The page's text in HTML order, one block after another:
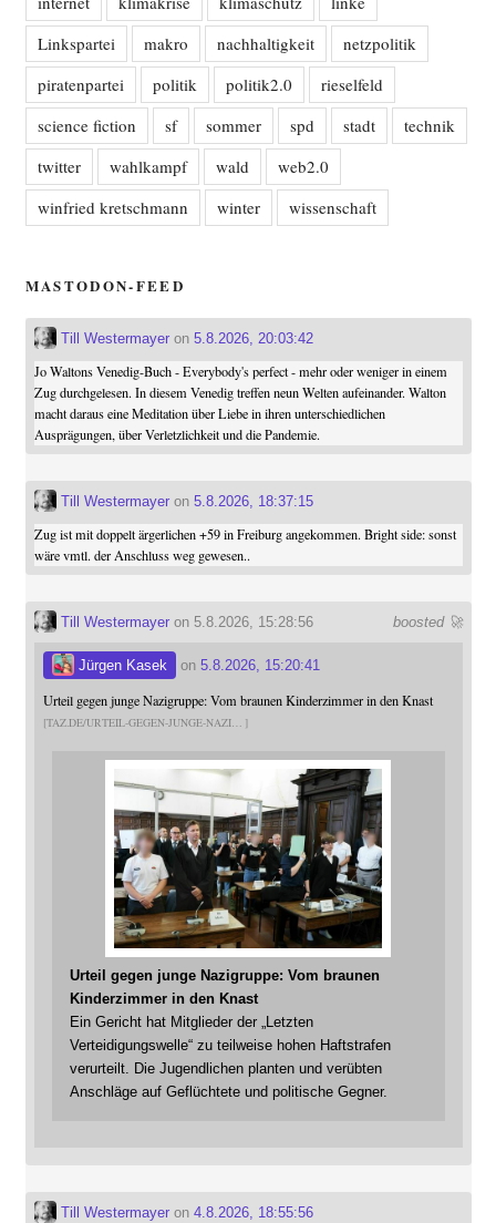
Linkspartei
makro nachhaltigkeit
netzpolitik
piratenpartei
politik politik2.0
rieselfeld
science fiction
sf sommer spd stadt
technik
twitter
wahlkampf wald
web2.0
winfried kretschmann
winter wissenschaft
MASTODON-FEED
Till Westermayeron 5.8.2026, 20:03:42
Jo Waltons Venedig-Buch - Everybody's perfect - mehr oder weniger in einem
Zug durchgelesen. In diesem Venedig treffen neun Welten aufeinander. Walton
macht daraus eine Meditation über Liebe in ihren unterschiedlichen
Ausprägungen, über Verletzlichkeit und die Pandemie.
Till Westermayeron 5.8.2026, 18:37:15
Zug ist mit doppelt ärgerlichen +59 in Freiburg angekommen. Bright side: sonst
wäre vmtl. der Anschluss weg gewesen..
boosted 🚀
Till Westermayeron 5.8.2026, 15:28:56
Jürgen Kasek on 5.8.2026, 15:20:41
Urteil gegen junge Nazigruppe: Vom braunen Kinderzimmer in den Knast
TAZ.DE/URTEIL-GEGEN-JUNGE-NAZI
Urteil gegen junge Nazigruppe: Vom braunen
Kinderzimmer in den Knast
Ein Gericht hat Mitglieder der „Letzten
Verteidigungswelle“ zu teilweise hohen Haftstrafen
verurteilt. Die Jugendlichen planten und verübten
Anschläge auf Geflüchtete und politische Gegner.
Till Westermayeron 4.8.2026, 18:55:56